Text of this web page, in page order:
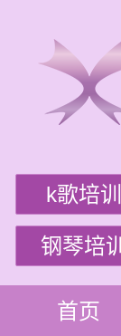
k歌培训
钢琴培训
首页